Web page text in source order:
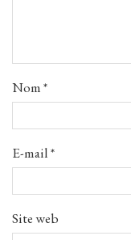
Nom*
E-mail*
Site web